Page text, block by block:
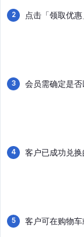
点击「领取优
会员需确定是
客户已成功兑
客户可在购物车